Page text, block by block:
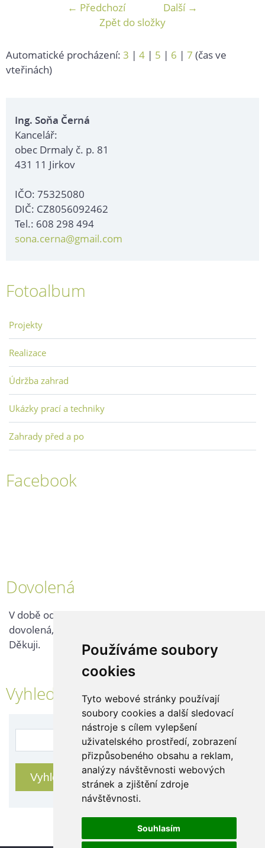
Používáme soubory
cookies
Tyto webové stránky používají
soubory cookies a další sledovací
nástroje s cílem vylepšení
uživatelského prostředí, zobrazení
přizpůsobeného obsahu a reklam,
analýzy návštěvnosti webových
stránek a zjištění zdroje
návštěvnosti.
Souhlasím
← Předchozí
Další →
Zpět do složky
Automatické procházení: 3 | 4 | 5 | 6 | 7 (čas ve
vteřinách)
Ing. Soňa Černá
Kancelář:
obec Drmaly č. p. 81
431 11 Jirkov
IČO: 75325080
DIČ: CZ8056092462
Tel.: 608 298 494
sona.cerna@gmail.com
Fotoalbum
Projekty
Realizace
Údržba zahrad
Ukázky prací a techniky
Zahrady před a po
Facebook
Dovolená
V době od 25. 7. - 2. 8. 2026 probíhá v naší firmě
dovolená, kontaktujte nás až po jejím ukončení.
Děkuji.
Vyhledávání